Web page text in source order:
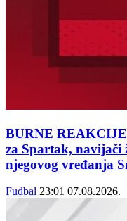
BURNE
za Spartak, navijači
njegovog vređanja
Fudbal 23:01 07.08.2026.